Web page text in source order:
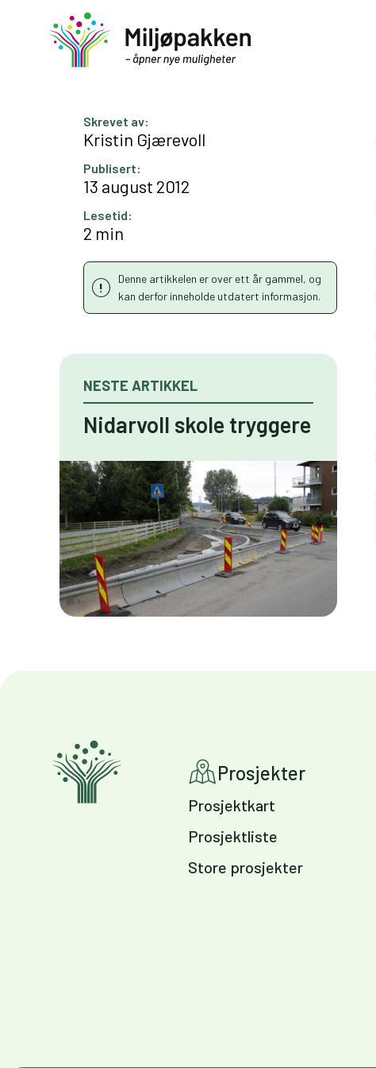
Skrevet av:
Kristin Gjærevoll
Publisert:
13 august 2012
Lesetid:
2 min
Denne artikkelen er over ett år gammel, og
kan derfor inneholde utdatert informasjon.
NESTE ARTIKKEL
Nidarvoll skole tryggere
Prosjekter
Prosjektkart
Prosjektliste
Store prosjekter